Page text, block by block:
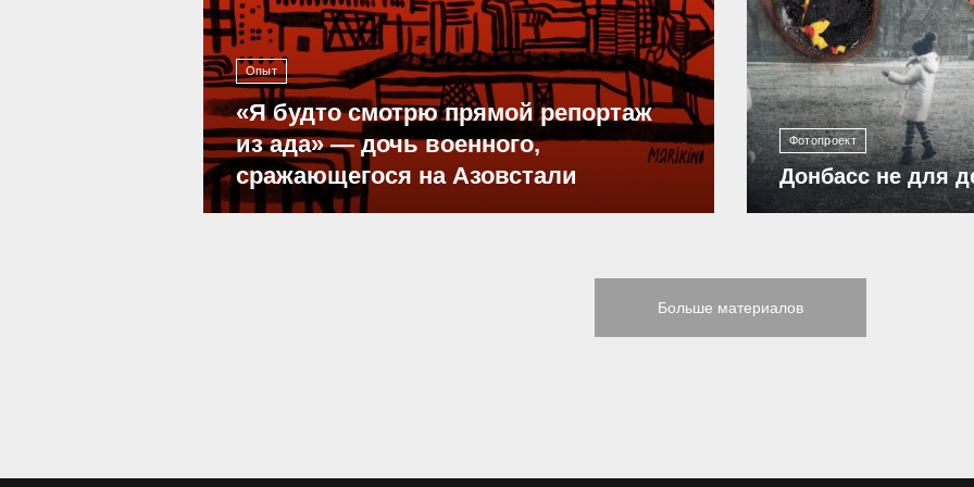
Опыт
«Я будто смотрю прямой репортаж
из ада» — дочь военного,
сражающегося на Азовстали
Фотопроект
Донбасс не для
12 298
Больше материалов